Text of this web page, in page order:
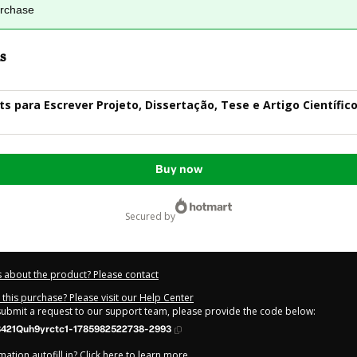
para Escrever Projeto, Dissertação, Tese e Artigo
Buy now
secured by
about the product? Please contact
purchase? Please visit our Help Center
a request to our support team, please provide the code below:
1785982522738-2993